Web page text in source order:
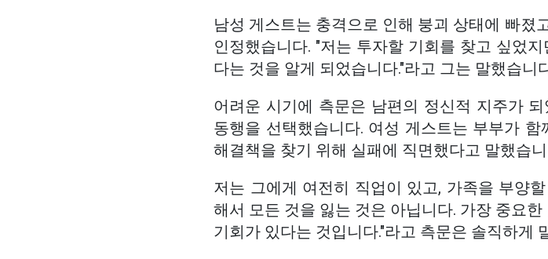
남성 게스트는 충격으로 인해 붕괴 상태에 빠졌
인정했습니다. "저는 투자할 기회를 찾고 싶었
다는 것을 알게 되었습니다."라고 그는 말했습니
어려운 시기에 측문은 남편의 정신적 지주가
동행을 선택했습니다. 여성 게스트는 부부가
해결책을 찾기 위해 실패에 직면했다고 말했습
저는 그에게 여전히 직업이 있고, 가족을 부양
해서 모든 것을 잃는 것은 아닙니다. 가장 중요
기회가 있다는 것입니다."라고 측문은 솔직하게